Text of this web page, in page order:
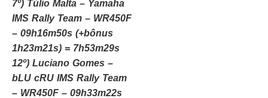
7º) Túlio Malta – Yamaha
IMS Rally Team – WR450F
– 09h16m50s (+bônus
1h23m21s) = 7h53m29s
12º) Luciano Gomes –
bLU cRU IMS Rally Team
– WR450F – 09h33m22s